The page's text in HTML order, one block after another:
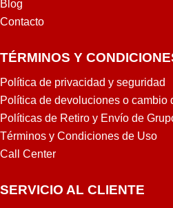
Blog
Contacto
TÉRMINOS Y
Política de privacidad y seguridad
Política de devoluciones o cambio
Políticas de Retiro y Envío de
Términos y Condiciones de Uso
Call Center
SERVICIO AL CLIENTE